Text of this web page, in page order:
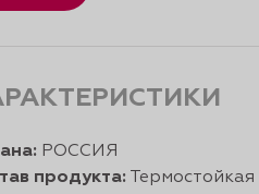
РОССИЯ
продукта: